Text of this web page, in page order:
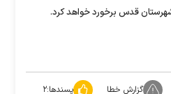
قدس برخورد خواهد کرد.
گزارش خطا پسندها:۲